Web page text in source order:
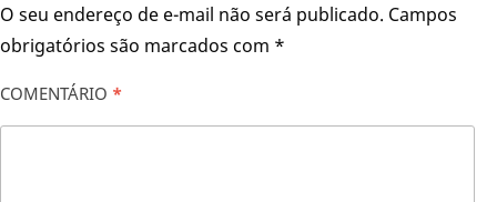
O seu endereço de e-mail não será publicado. Campos
obrigatórios são marcados com *
COMENTÁRIO *